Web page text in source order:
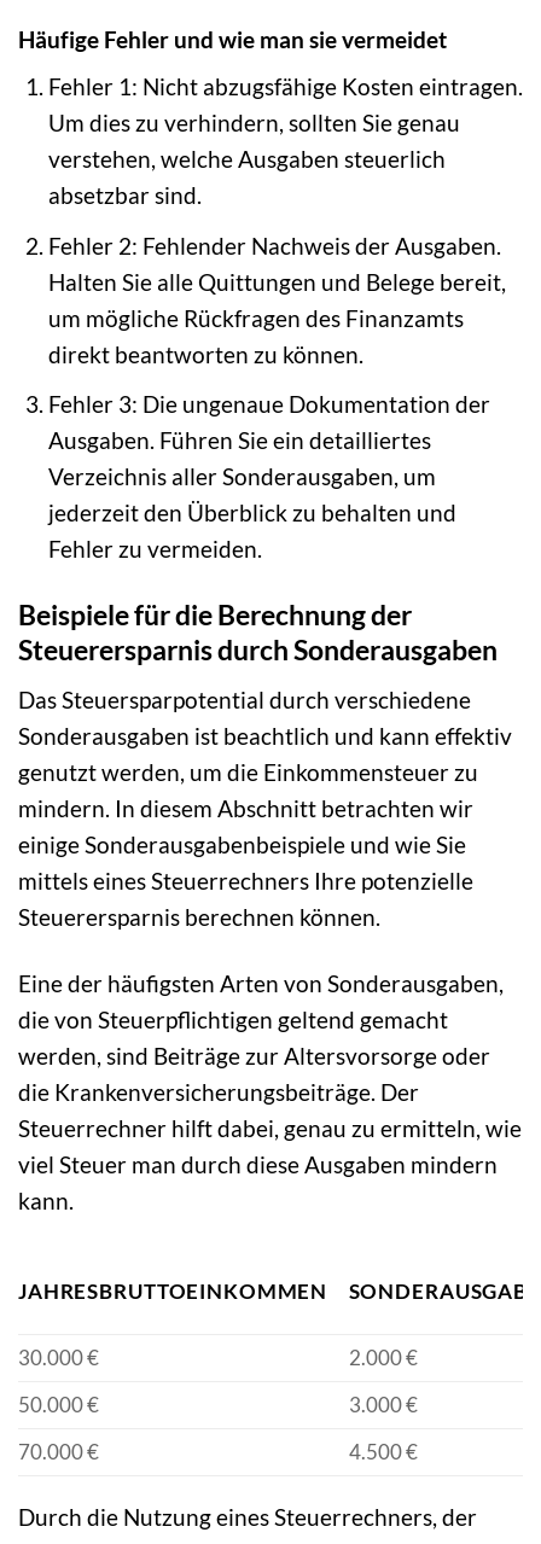
Häufige Fehler und wie man sie vermeidet
Fehler 1: Nicht abzugsfähige Kosten eintragen.
Um dies zu verhindern, sollten Sie genau
verstehen, welche Ausgaben steuerlich
absetzbar sind.
Fehler 2: Fehlender Nachweis der Ausgaben.
Halten Sie alle Quittungen und Belege bereit,
um mögliche Rückfragen des Finanzamts
direkt beantworten zu können.
Fehler 3: Die ungenaue Dokumentation der
Ausgaben. Führen Sie ein detailliertes
Verzeichnis aller Sonderausgaben, um
jederzeit den Überblick zu behalten und
Fehler zu vermeiden.
Beispiele für die Berechnung der
Steuerersparnis durch Sonderausgaben
Das Steuersparpotential durch verschiedene
Sonderausgaben ist beachtlich und kann effektiv
genutzt werden, um die Einkommensteuer zu
mindern. In diesem Abschnitt betrachten wir
einige Sonderausgabenbeispiele und wie Sie
mittels eines Steuerrechners Ihre potenzielle
Steuerersparnis berechnen können.
Eine der häufigsten Arten von Sonderausgaben,
die von Steuerpflichtigen geltend gemacht
werden, sind Beiträge zur Altersvorsorge oder
die Krankenversicherungsbeiträge. Der
Steuerrechner hilft dabei, genau zu ermitteln, wie
viel Steuer man durch diese Ausgaben mindern
kann.
JAHRESBRUTTOEINKOMMEN
30.000 €
2.000 €
50.000 €
3.000 €
70.000 €
4.500 €
Durch die Nutzung eines Steuerrechners, der